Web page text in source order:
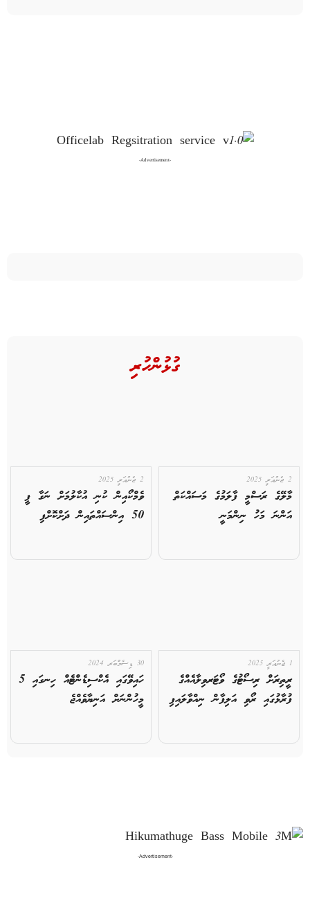
-Advertisement-
ގުޅުންހުރި
2 ޖެނުއަރީ 2025
މާލޭގެ ރަސްމީ ފާލަމުގެ މަސައްކަތް
އަންނަ މަހު ނިންމަނީ
2 ޖެނުއަރީ 2025
ވެމްކޯއިން ކުނި އުކާލުމަށް ނަގާ ފީ
50 އިންސައްތައިން ދަށްކޮށްފި
1 ޖެނުއަރީ 2025
ރީތިރަށް ރިސޯޓުގެ ވޯޓަރވިލާއެއްގެ
ފުރާޅުގައި ރޯވި އަލިފާން ނިއްވާލައިފި
30 ޑިސެމްބަރ 2024
ހައިވޭގައި އެކްސިޑެންޓެއް ހިނގައި 5
މީހުންނަށް އަނިޔާވެއްޖެ
-Advertisement-